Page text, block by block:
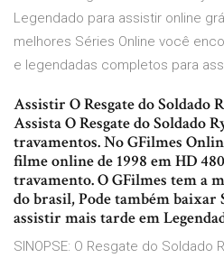
Legendado para assistir online
melhores Séries Online você
e legendadas completos para
Assistir O Resgate do Soldado
Assista O Resgate do Soldado
travamentos. No GFilmes
filme online de 1998 em HD
travamento. O GFilmes tem a
do brasil, Pode também baixar
assistir mais tarde em
SINOPSE: O Resgate do Soldado